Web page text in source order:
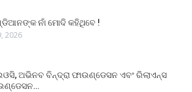
ନାଁ ମୋଦି କହିଥିବେ !
2026
ଅଭିନବ ବିନ୍ଦ୍ରା ଫାଉଣ୍ଡେସନ ଏବଂ ରିଲାଏନ୍ସ